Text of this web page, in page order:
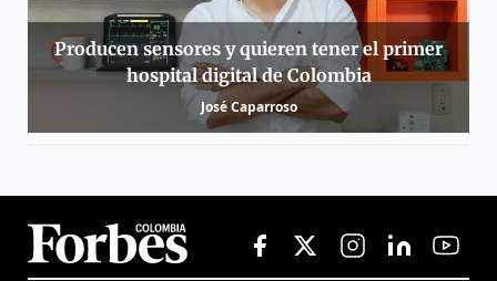
Producen sensores y quieren tener el primer
hospital digital de Colombia
José Caparroso